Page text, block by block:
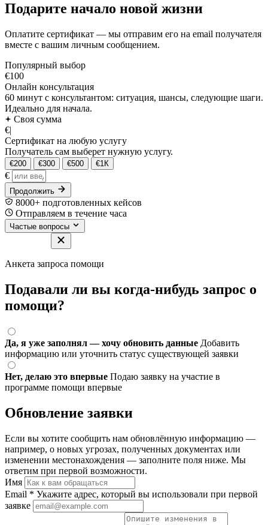
Подарите начало новой жизни
Оплатите сертификат — мы отправим его на email получателя
вместе с вашим личным сообщением.
Популярный выбор
€100
Онлайн консультация
60 минут с консультантом: ситуация, шансы, следующие шаги.
Идеально для начала.
Своя сумма
€|
Сертификат на любую услугу
Получатель сам выберет нужную услугу.
€200 €300 €500 €1К
€
Продолжить
8000+ подготовленных кейсов
Отправляем в течение часа
Частые вопросы
Анкета запроса помощи
Подавали ли вы когда-нибудь запрос о
помощи?
Да, я уже заполнял — хочу обновить данные Добавить
информацию или уточнить статус существующей заявки
Нет, делаю это впервые Подаю заявку на участие в
программе помощи впервые
Обновление заявки
Если вы хотите сообщить нам обновлённую информацию —
например, о новых угрозах, полученных документах или
изменении местонахождения — заполните поля ниже. Мы
ответим при первой возможности.
Имя
Email * Укажите адрес, который вы использовали при первой
заявке